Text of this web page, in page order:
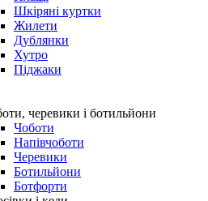
Шкіряні куртки
Жилети
Дублянки
Хутро
Піджаки
черевики і ботильйони
Чоботи
Напівчоботи
Черевики
Ботильйони
Ботфорти